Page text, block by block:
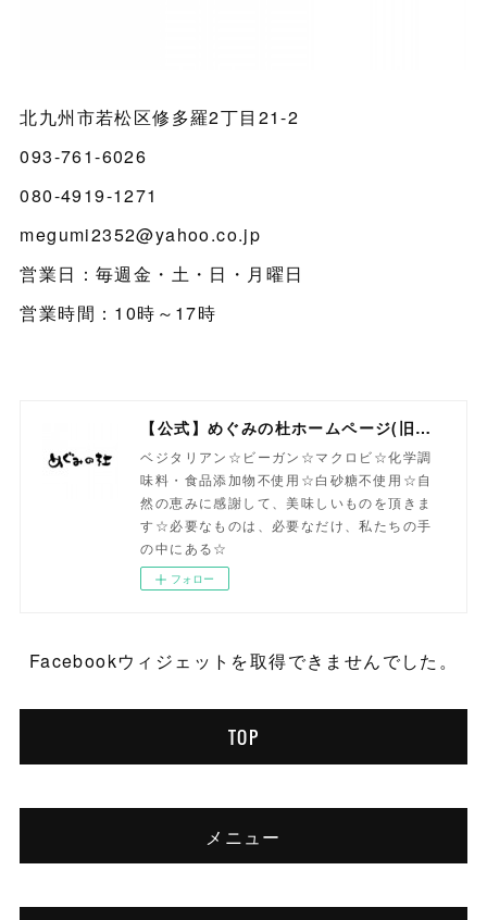
北九州市若松区修多羅2丁目21-2
093-761-6026
080-4919-1271
megumi2352@yahoo.co.jp
営業日：毎週金・土・日・月曜日
営業時間：10時～17時
【公式】めぐみの杜ホームページ(旧自然食工房）
ベジタリアン☆ビーガン☆マクロビ☆化学調
味料・食品添加物不使用☆白砂糖不使用☆自
然の恵みに感謝して、美味しいものを頂きま
す☆必要なものは、必要なだけ、私たちの手
の中にある☆
フォロー
Facebookウィジェットを取得できませんでした。
TOP
メニュー